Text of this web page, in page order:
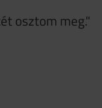
osztom meg."